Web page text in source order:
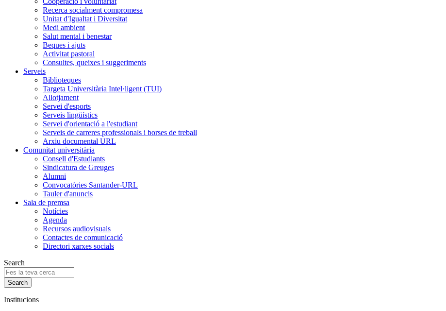
Recerca socialment compromesa
Unitat d'Igualtat i Diversitat
Medi ambient
Salut mental i benestar
Beques i ajuts
Activitat pastoral
Consultes, queixes i suggeriments
Serveis
Biblioteques
Targeta Universitària Intel·ligent (TUI)
Allotjament
Servei d'esports
Serveis lingüístics
Servei d'orientació a l'estudiant
Serveis de carreres professionals i borses de treball
Arxiu documental URL
Comunitat universitària
Consell d'Estudiants
Sindicatura de Greuges
Alumni
Convocatòries Santander-URL
Tauler d'anuncis
Sala de premsa
Notícies
Agenda
Recursos audiovisuals
Contactes de comunicació
Directori xarxes socials
Search
Institucions